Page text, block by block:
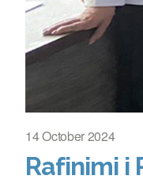
14 October 2024
Rafinimi i